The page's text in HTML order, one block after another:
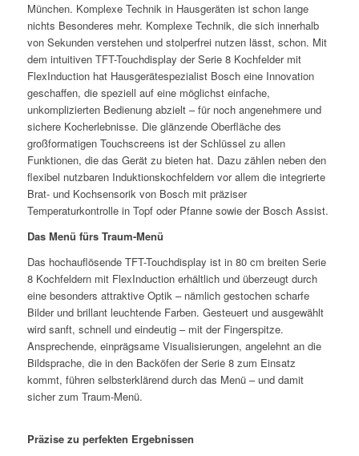
München. Komplexe Technik in Hausgeräten ist schon lange
nichts Besonderes mehr. Komplexe Technik, die sich innerhalb
von Sekunden verstehen und stolperfrei nutzen lässt, schon. Mit
dem intuitiven TFT-Touchdisplay der Serie 8 Kochfelder mit
FlexInduction hat Hausgerätespezialist Bosch eine Innovation
geschaffen, die speziell auf eine möglichst einfache,
unkomplizierten Bedienung abzielt – für noch angenehmere und
sichere Kocherlebnisse. Die glänzende Oberfläche des
großformatigen Touchscreens ist der Schlüssel zu allen
Funktionen, die das Gerät zu bieten hat. Dazu zählen neben den
flexibel nutzbaren Induktionskochfeldern vor allem die integrierte
Brat- und Kochsensorik von Bosch mit präziser
Temperaturkontrolle in Topf oder Pfanne sowie der Bosch Assist.
Das Menü fürs Traum-Menü
Das hochauflösende TFT-Touchdisplay ist in 80 cm breiten Serie
8 Kochfeldern mit FlexInduction erhältlich und überzeugt durch
eine besonders attraktive Optik – nämlich gestochen scharfe
Bilder und brillant leuchtende Farben. Gesteuert und ausgewählt
wird sanft, schnell und eindeutig – mit der Fingerspitze.
Ansprechende, einprägsame Visualisierungen, angelehnt an die
Bildsprache, die in den Backöfen der Serie 8 zum Einsatz
kommt, führen selbsterklärend durch das Menü – und damit
sicher zum Traum-Menü.
Präzise zu perfekten Ergebnissen